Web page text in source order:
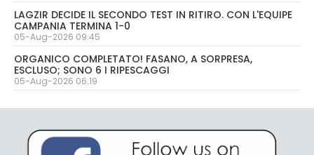
LAGZIR DECIDE IL SECONDO TEST IN RITIRO. CON L'EQUIPE
CAMPANIA TERMINA 1-0
05-Aug-2026 09:45
ORGANICO COMPLETATO! FASANO, A SORPRESA,
ESCLUSO; SONO 6 I RIPESCAGGI
05-Aug-2026 06:19